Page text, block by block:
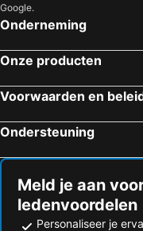
Google.
Onderneming
Onze producten
Voorwaarden en
Ondersteuning
Meld je aan
ledenvoordelen
Personaliseer je